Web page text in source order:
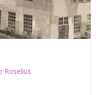
Roselius